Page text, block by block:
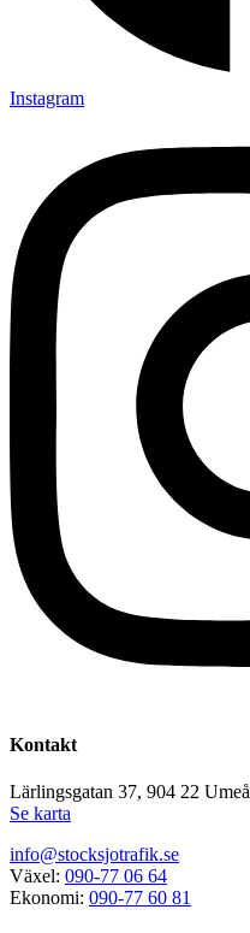
Instagram
Kontakt
Lärlingsgatan 37, 904 22 Umeå
Se karta
info@stocksjotrafik.se
Växel: 090-77 06 64
Ekonomi: 090-77 60 81